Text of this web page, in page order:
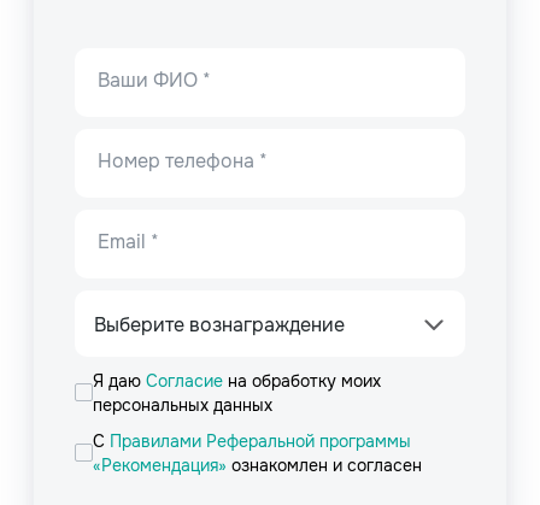
Ваши ФИО *
Номер телефона *
Email *
Выберите вознаграждение
Я даю Согласие на обработку моих
персональных данных
С Правилами Реферальной программы
«Рекомендация» ознакомлен и согласен